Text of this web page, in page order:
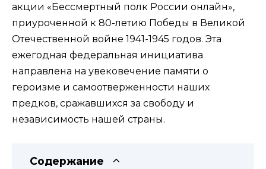
акции «Бессмертный полк России онлайн»,
приуроченной к 80-летию Победы в Великой
Отечественной войне 1941-1945 годов. Эта
ежегодная федеральная инициатива
направлена на увековечение памяти о
героизме и самоотверженности наших
предков, сражавшихся за свободу и
независимость нашей страны.
Содержание